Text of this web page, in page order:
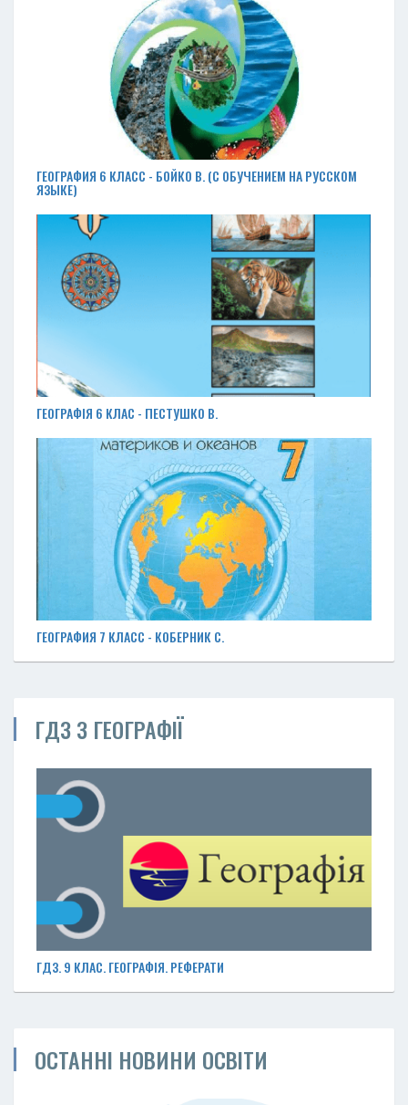
ГЕОГРАФИЯ 6 КЛАСС - БОЙКО В. (С ОБУЧЕНИЕМ НА РУССКОМ
ЯЗЫКЕ)
ГЕОГРАФІЯ 6 КЛАС - ПЕСТУШКО В.
ГЕОГРАФИЯ 7 КЛАСС - КОБЕРНИК С.
ГДЗ З ГЕОГРАФІЇ
ГДЗ. 9 КЛАС. ГЕОГРАФІЯ. РЕФЕРАТИ
ОСТАННІ НОВИНИ ОСВІТИ